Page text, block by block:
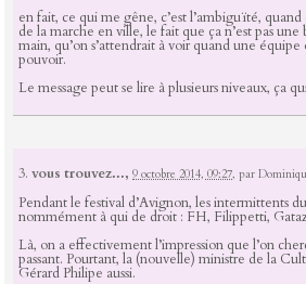
en fait, ce qui me gêne, c’est l’ambiguïté,
de la marche en ville, le fait que ça n’est pas
main, qu’on s’attendrait à voir quand une
pouvoir.
Le message peut se lire à plusieurs niveaux, ça
3. vous trouvez...,9 octobre 2014, 09:27,par
Pendant le festival d’Avignon, les intermittents
nommément à qui de droit : FH, Filippetti,
Là, on a effectivement l’impression que l’on
passant. Pourtant, la (nouvelle) ministre de la
Gérard Philipe aussi.